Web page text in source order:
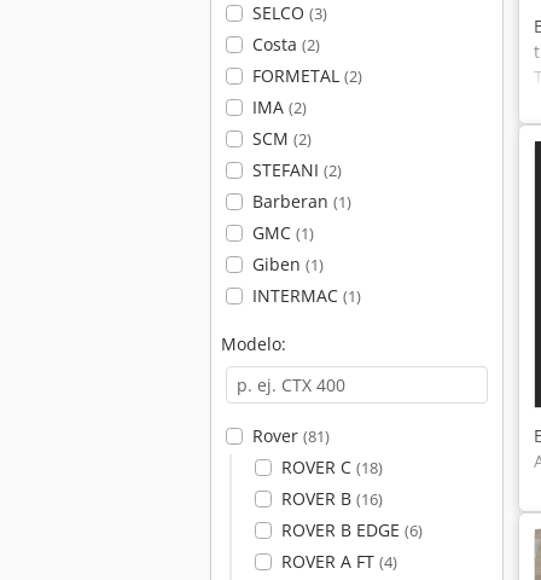
SELCO (3)
Costa (2)
FORMETAL (2)
IMA (2)
SCM (2)
STEFANI (2)
Barberan (1)
GMC (1)
Giben (1)
INTERMAC (1)
Modelo:
Rover (81)
ROVER C (18)
ROVER B (16)
ROVER B EDGE (6)
ROVER A FT (4)